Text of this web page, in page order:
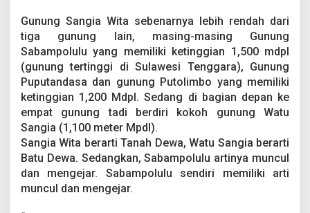
Gunung Sangia Wita sebenarnya lebih rendah dari
tiga gunung lain, masing-masing Gunung
Sabampolulu yang memiliki ketinggian 1,500 mdpl
(gunung tertinggi di Sulawesi Tenggara), Gunung
Puputandasa dan gunung Putolimbo yang memiliki
ketinggian 1,200 Mdpl. Sedang di bagian depan ke
empat gunung tadi berdiri kokoh gunung Watu
Sangia (1,100 meter Mpdl).
Sangia Wita berarti Tanah Dewa, Watu Sangia berarti
Batu Dewa. Sedangkan, Sabampolulu artinya muncul
dan mengejar. Sabampolulu sendiri memiliki arti
muncul dan mengejar.